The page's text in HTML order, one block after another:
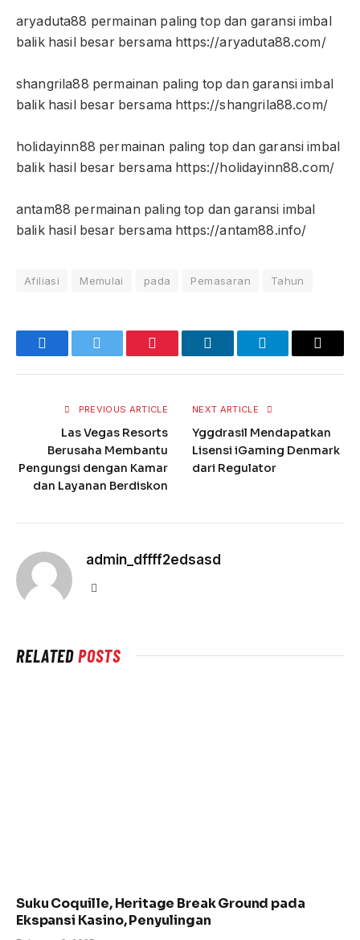
aryaduta88 permainan paling top dan garansi imbal
balik hasil besar bersama https://aryaduta88.com/
shangrila88 permainan paling top dan garansi imbal
balik hasil besar bersama https://shangrila88.com/
holidayinn88 permainan paling top dan garansi imbal
balik hasil besar bersama https://holidayinn88.com/
antam88 permainan paling top dan garansi imbal
balik hasil besar bersama https://antam88.info/
Afiliasi Memulai pada Pemasaran Tahun
FacebookTwitter Pinterest LinkedInTelegramEmail
PREVIOUS ARTICLE
Las Vegas Resorts
Berusaha Membantu
Pengungsi dengan Kamar
dan Layanan Berdiskon
NEXT ARTICLE
Yggdrasil Mendapatkan
Lisensi iGaming Denmark
dari Regulator
admin_dffff2edsasd
RELATEDPOSTS
Suku Coquille, Heritage Break Ground pada
Ekspansi Kasino, Penyulingan